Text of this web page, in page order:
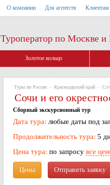
О компании Для агентств Клиентам
Туроператор по Москве и
Золотое кольцо
Туры по России » Краснодарский край »
Сочи и его
Сборный экскурсионный тур
Дата тура: любые даты под
Продолжительность тура: 5
Цена тура: по запросу все
Цены